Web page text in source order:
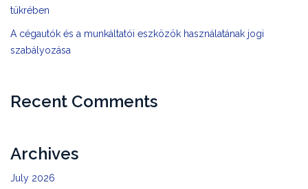
tükrében
A cégautók és a munkáltatói eszközök használatának jogi
szabályozása
Recent Comments
Archives
July 2026